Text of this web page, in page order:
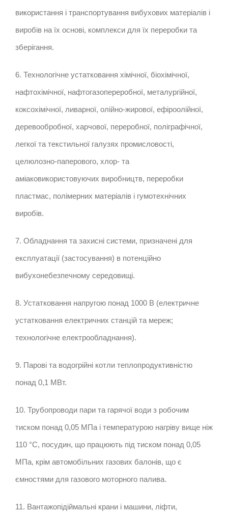
використання і транспортування вибухових матеріалів і
виробів на їх основі, комплекси для їх переробки та
зберігання.
6. Технологічне устатковання хімічної, біохімічної,
нафтохімічної, нафтогазопереробної, металургійної,
коксохімічної, ливарної, олійно-жирової, ефіроолійної,
деревообробної, харчової, переробної, поліграфічної,
легкої та текстильної галузях промисловості,
целюлозно-паперового, хлор- та
аміаковикористовуючих виробництв, переробки
пластмас, полімерних матеріалів і гумотехнічних
виробів.
7. Обладнання та захисні системи, призначені для
експлуатації (застосування) в потенційно
вибухонебезпечному середовищі.
8. Устатковання напругою понад 1000 В (електричне
устатковання електричних станцій та мереж;
технологічне електрообладнання).
9. Парові та водогрійні котли теплопродуктивністю
понад 0,1 МВт.
10. Трубопроводи пари та гарячої води з робочим
тиском понад 0,05 МПа і температурою нагріву вище ніж
110 °C, посудин, що працюють під тиском понад 0,05
МПа, крім автомобільних газових балонів, що є
ємностями для газового моторного палива.
11. Вантажопідіймальні крани і машини, ліфти,